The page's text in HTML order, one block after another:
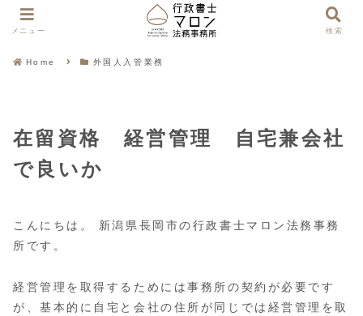
Home 外国人入管業務
在留資格 経営管理 自宅兼会社
で良いか
こんにちは。 新潟県長岡市の行政書士マロン法務事務
所です。
経営管理を取得するためには事務所の契約が必要です
が、基本的に自宅と会社の住所が同じでは経営管理を取
メニュー 検索